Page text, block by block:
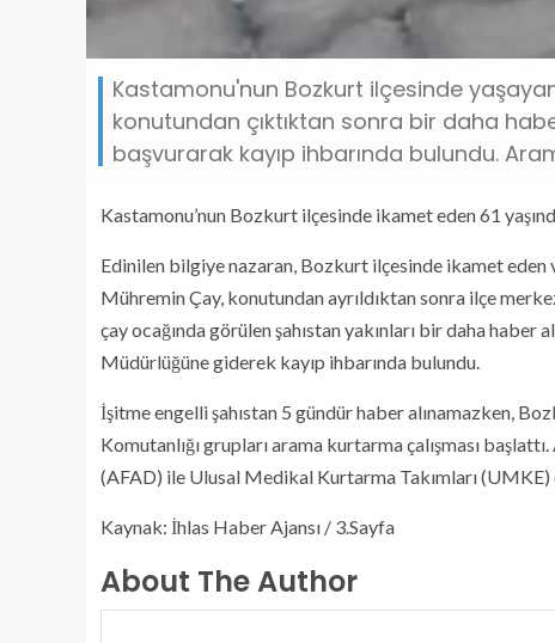
Kastamonu'nun Bozkurt ilçesinde
konutundan çıktıktan sonra bir daha
başvurarak kayıp ihbarında bulundu.
Kastamonu’nun Bozkurt ilçesinde ikamet eden 61
Edinilen bilgiye nazaran, Bozkurt ilçesinde ikamet eden
Mühremin Çay, konutundan ayrıldıktan sonra ilçe
çay ocağında görülen şahıstan yakınları bir daha haber
Müdürlüğüne giderek kayıp ihbarında bulundu.
İşitme engelli şahıstan 5 gündür haber alınamazken,
Komutanlığı grupları arama kurtarma çalışması
(AFAD) ile Ulusal Medikal Kurtarma Takımları
Kaynak: İhlas Haber Ajansı / 3.Sayfa
About The Author